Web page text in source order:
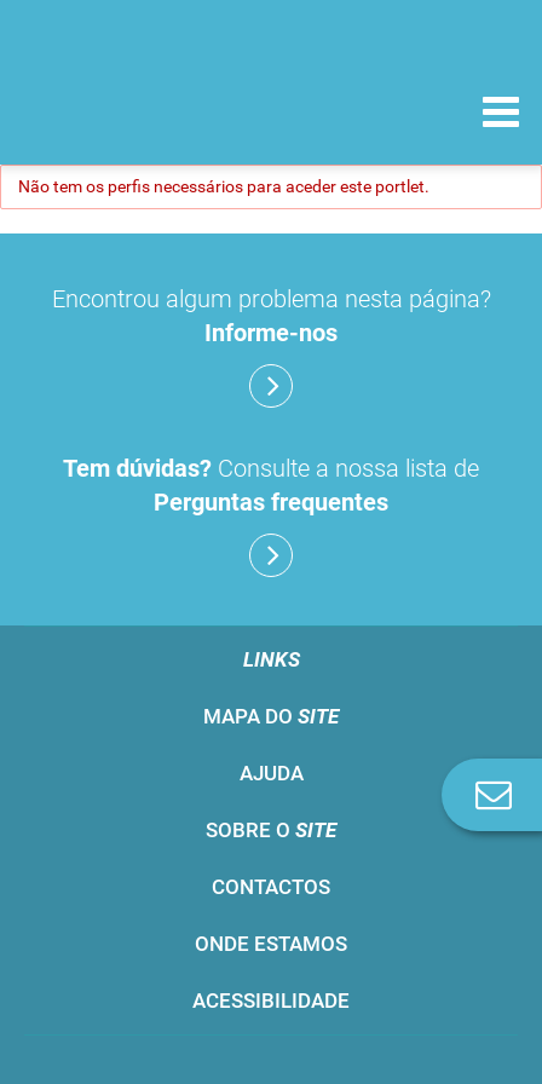
Não tem os perfis necessários para aceder este portlet.
Encontrou algum problema nesta página?
Informe-nos
Tem dúvidas? Consulte a nossa lista de
Perguntas frequentes
LINKS
MAPA DO SITE
AJUDA
SOBRE O SITE
CONTACTOS
ONDE ESTAMOS
ACESSIBILIDADE